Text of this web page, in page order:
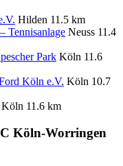
Hilden 11.5 km
Tennisanlage Neuss 11.4
Park Köln 11.6
Köln e.V. Köln 10.7
Köln 11.6 km
Köln-Worringen